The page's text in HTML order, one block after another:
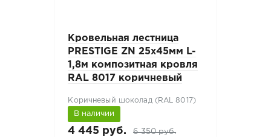
Кровельная лестница
PRESTIGE ZN 25х45мм L-
1,8м композитная кровля
RAL 8017 коричневый
Коричневый шоколад (RAL 8017)
В наличии
4 445 руб. 6 350 руб.